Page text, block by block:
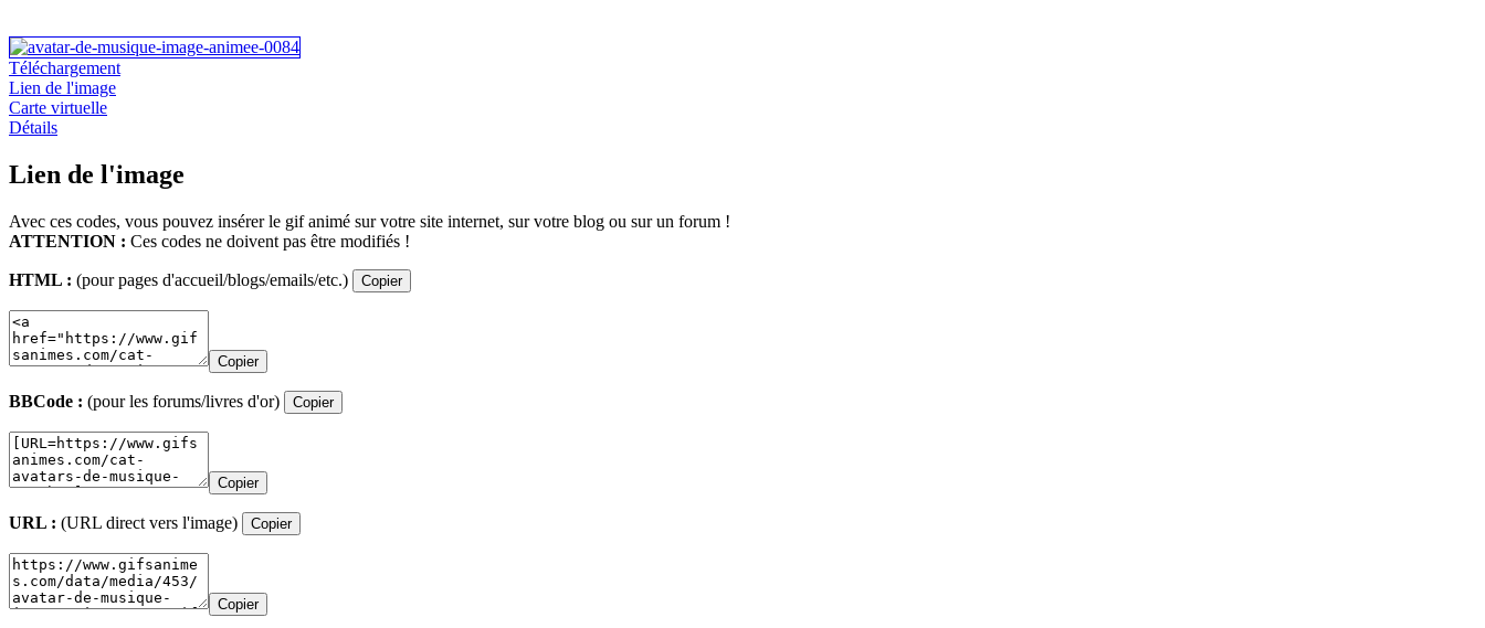
Téléchargement
Lien de l'image
Carte virtuelle
Détails
Lien de l'image
Avec ces codes, vous pouvez insérer le gif animé sur votre site internet, sur votre blog ou sur un forum !
ATTENTION : Ces codes ne doivent pas être modifiés !
HTML : (pour pages d'accueil/blogs/emails/etc.) Copier
Copier
BBCode : (pour les forums/livres d'or) Copier
Copier
URL : (URL direct vers l'image) Copier
Copier